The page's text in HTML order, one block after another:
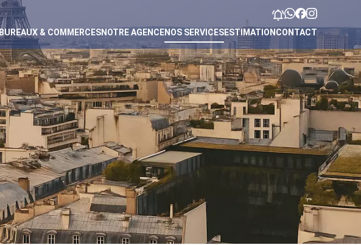
& COMMERCESNOTRE AGENCENOS SERVICESESTIMATION CONTACT